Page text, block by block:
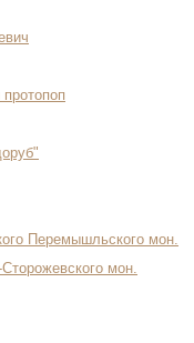
Перемышльского мон.
мон.